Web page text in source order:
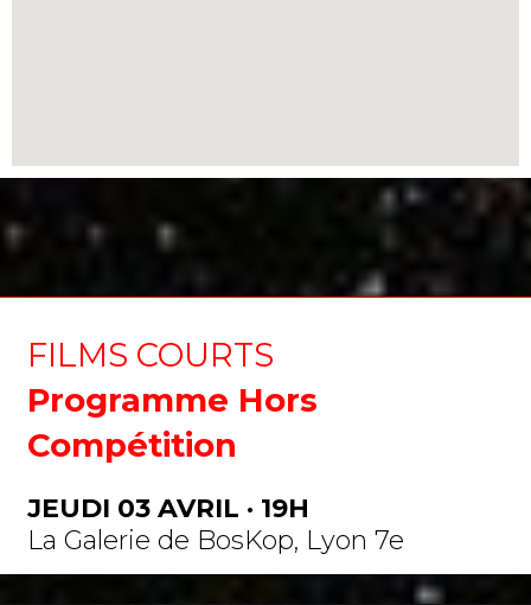
FILMS COURTS
Programme Hors
Compétition
JEUDI 03 AVRIL · 19H
La Galerie de BosKop, Lyon 7e